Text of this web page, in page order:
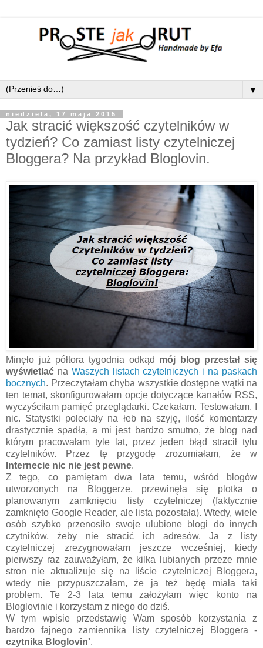
▼
niedziela, 17 maja 2015
Jak stracić większość czytelników w
tydzień? Co zamiast listy czytelniczej
Bloggera? Na przykład Bloglovin.
Minęło już półtora tygodnia odkąd mój blog przestał się
wyświetlać na Waszych listach czytelniczych i na paskach
bocznych. Przeczytałam chyba wszystkie dostępne wątki na
ten temat, skonfigurowałam opcje dotyczące kanałów RSS,
wyczyściłam pamięć przeglądarki. Czekałam. Testowałam. I
nic. Statystki poleciały na łeb na szyję, ilość komentarzy
drastycznie spadła, a mi jest bardzo smutno, że blog nad
którym pracowałam tyle lat, przez jeden błąd stracił tylu
czytelników. Przez tę przygodę zrozumiałam, że w
Internecie nic nie jest pewne.
Z tego, co pamiętam dwa lata temu, wśród blogów
utworzonych na Bloggerze, przewinęła się plotka o
planowanym zamknięciu listy czytelniczej (faktycznie
zamknięto Google Reader, ale lista pozostała). Wtedy, wiele
osób szybko przenosiło swoje ulubione blogi do innych
czytników, żeby nie stracić ich adresów. Ja z listy
czytelniczej zrezygnowałam jeszcze wcześniej, kiedy
pierwszy raz zauważyłam, że kilka lubianych przeze mnie
stron nie aktualizuje się na liście czytelniczej Bloggera,
wtedy nie przypuszczałam, że ja też będę miała taki
problem. Te 2-3 lata temu założyłam więc konto na
Bloglovinie i korzystam z niego do dziś.
W tym wpisie przedstawię Wam sposób korzystania z
bardzo fajnego zamiennika listy czytelniczej Bloggera -
czytnika Bloglovin'.